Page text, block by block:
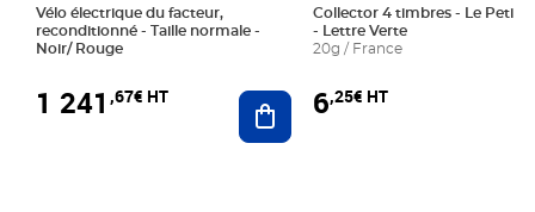
Vélo électrique du facteur,
reconditionné - Taille normale -
Noir/ Rouge
1 241 ,67€ HT Ajouter au panier
Collector 4 timbres - Le Petit
- Lettre Verte
20g / France
6,25€ HT